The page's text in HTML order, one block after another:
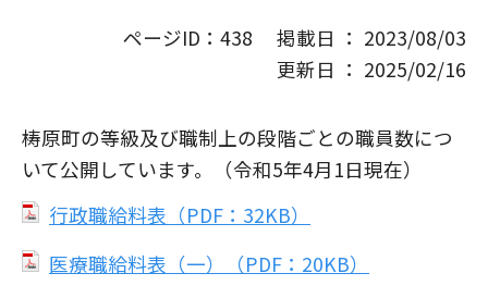
ページID：438 掲載日 ： 2023/08/03
更新日 ： 2025/02/16
梼原町の等級及び職制上の段階ごとの職員数につ
いて公開しています。（令和5年4月1日現在）
行政職給料表（PDF：32KB）
医療職給料表（一）（PDF：20KB）